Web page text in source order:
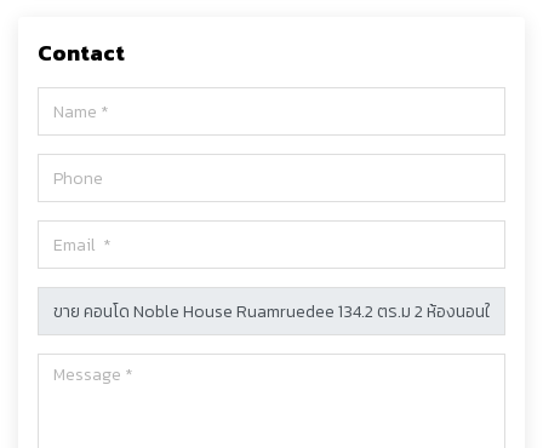
Contact